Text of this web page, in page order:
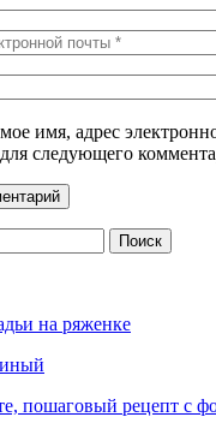
имя, адрес
для следующего
на ряженке
пошаговый рецепт с